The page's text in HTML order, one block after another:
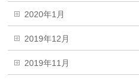
2020年1月
2019年12月
2019年11月